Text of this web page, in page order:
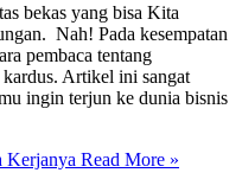
bekas yang bisa Kita
Nah! Pada kesempatan
pembaca tentang
Artikel ini sangat
ingin terjun ke dunia bisnis
Kerjanya Read More »